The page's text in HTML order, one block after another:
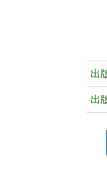
出
出